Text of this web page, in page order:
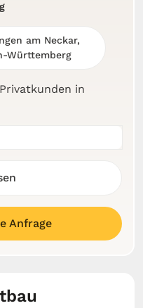
in
am Neckar,
Württemberg
Anfrage